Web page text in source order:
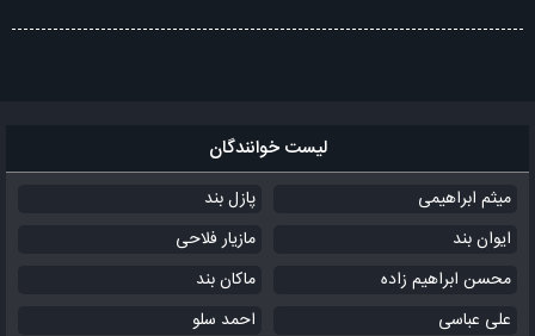
لیست خوانندگان
میثم ابراهیمی
پازل بند
ایوان بند
مازیار فلاحی
محسن ابراهیم زاده
ماکان بند
علی عباسی
احمد سلو